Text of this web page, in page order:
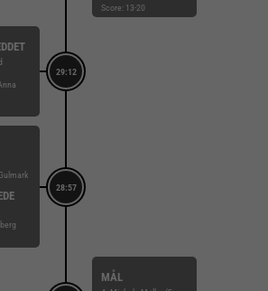
Score: 13-20
29:12
28:57
MÅL